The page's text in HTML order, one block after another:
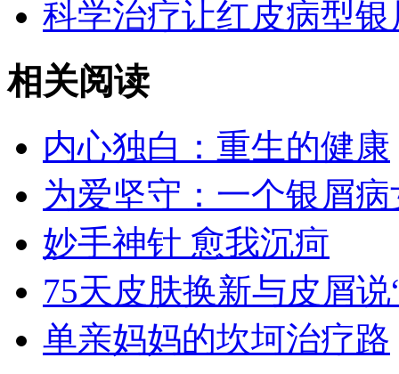
科学治疗让红皮病型
相关阅读
内心独白：重生的健康
为爱坚守：一个银屑
妙手神针 愈我沉疴
75天皮肤换新与皮屑说
单亲妈妈的坎坷治疗路